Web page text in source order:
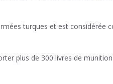
turques et est considérée
plus de 300 livres de